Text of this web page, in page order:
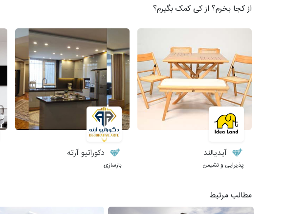
از کجا بخرم؟ از کی کمک بگیرم؟
آیدیالند
پذیرایی و نشیمن
دکوراتیو آرته
بازسازی
مطالب مرتبط